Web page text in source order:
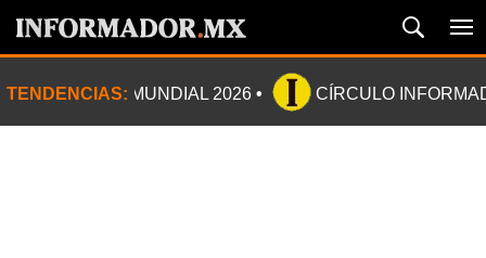
TENDENCIAS: MUNDIAL 2026 CÍRCULO